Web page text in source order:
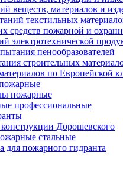
веществ, материалов и
текстильных
средств пожарной и
электротехнической
пенообразователей
строительных
по Европейской
пожарные
профессиональные
Дорошевского
стальные
для пожарного гидранта